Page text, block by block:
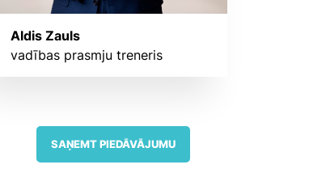
Aldis Zauls
vadības prasmju treneris
SAŅEMT PIEDĀVĀJUMU